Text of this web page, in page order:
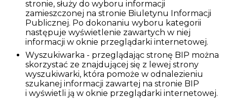
stronie, służy do wyboru informacji
zamieszczonej na stronie Biuletynu Informacji
Publicznej. Po dokonaniu wyboru kategorii
następuje wyświetlenie zawartych w niej
informacji w oknie przeglądarki internetowej.
Wyszukiwarka - przeglądając stronę BIP można
skorzystać ze znajdującej się z lewej strony
wyszukiwarki, która pomoże w odnalezieniu
szukanej informacji zawartej na stronie BIP
i wyświetli ją w oknie przeglądarki internetowej.